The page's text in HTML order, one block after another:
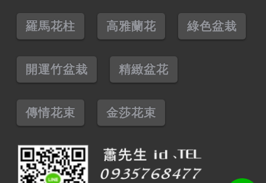
羅馬花柱 高雅蘭花 綠色盆栽
開運竹盆栽 精緻盆花
傳情花束 金莎花束